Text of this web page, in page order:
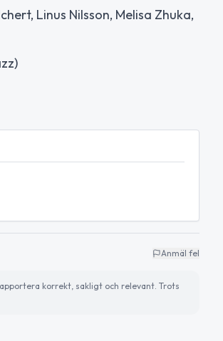
Linus Nilsson, Melisa Zhuka,
Anmäl fel
korrekt, sakligt och relevant. Trots